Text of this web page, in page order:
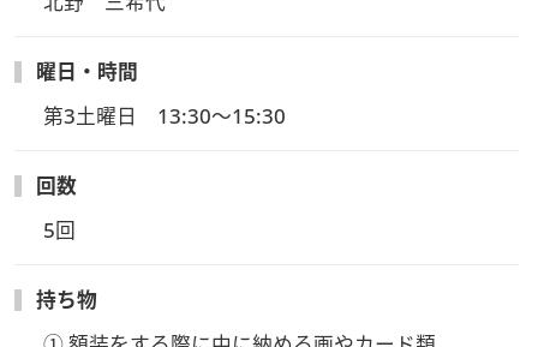
3.ミニ・パスパルトゥとパヴェ 底のカルトネット上のゴルジ
ュ箱仕立て
曜日・時間
第3土曜日　13:30～15:30
回数
5回
持ち物